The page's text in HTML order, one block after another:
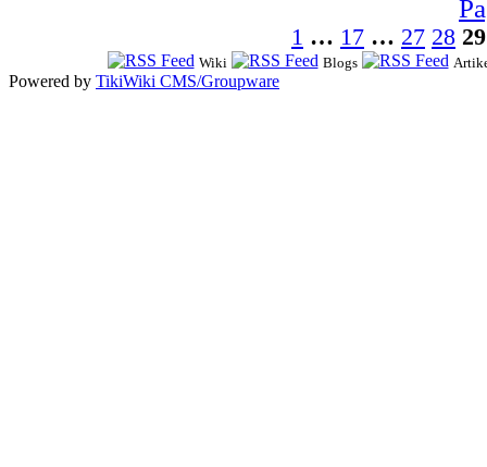
1 … 17 … 27 28 29
Wiki Blogs
Powered by TikiWiki CMS/Groupware